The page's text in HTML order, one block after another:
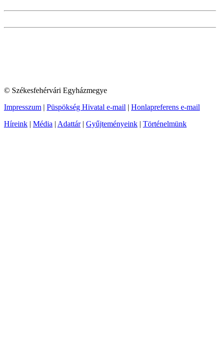
© Székesfehérvári Egyházmegye
Impresszum | Püspökség Hivatal e-mail | Honlapreferens e-mail
Híreink | Média | Adattár| Gyűjteményeink | Történelmünk